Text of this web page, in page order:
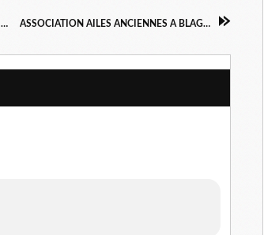
CASTELNAU D ESTRETEFONDS - VENDREDI 7 DÉCEMBRE 2018 ASSOCIATION AILES ANCIENNES A BLAGNAC